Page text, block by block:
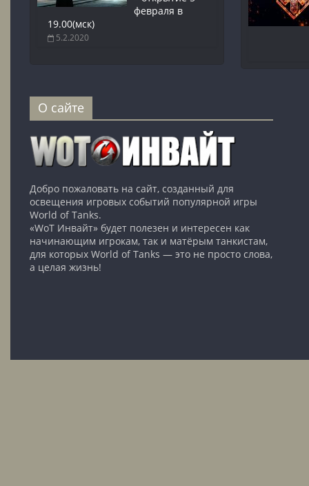
февраля в
19.00(мск)
5.2.2020
О сайте
Добро пожаловать на сайт, созданный для
освещения игровых событий популярной игры
World of Tanks.
«WoT Инвайт» будет полезен и интересен как
начинающим игрокам, так и матёрым танкистам,
для которых World of Tanks — это не просто слова,
а целая жизнь!